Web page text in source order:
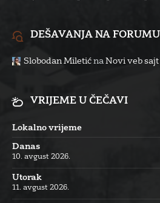
DEŠAVANJA NA FORUMU
Slobodan Miletić na Novi veb sajt
VRIJEME U ČEČAVI
Lokalno vrijeme
Danas
10. avgust 2026.
Utorak
11. avgust 2026.